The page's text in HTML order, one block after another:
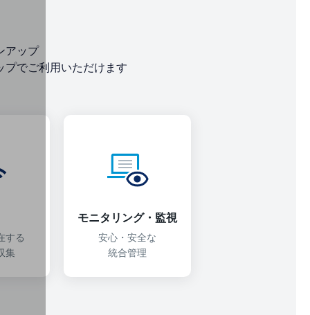
アップ
プでご利用いただけます
する
集
モニタリング・監視
安心・安全な
統合管理